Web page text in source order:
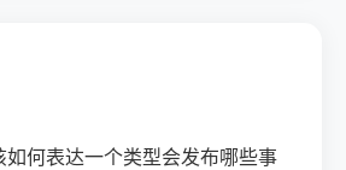
何表达一个类型会发布哪些事